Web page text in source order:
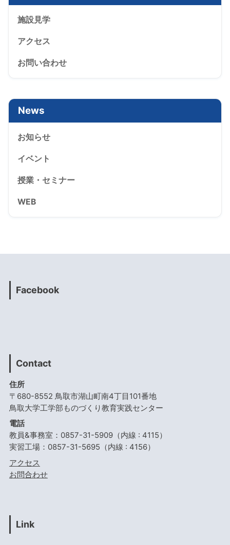
施設見学
アクセス
お問い合わせ
News
お知らせ
イベント
授業・セミナー
WEB
Facebook
Contact
住所
〒680-8552 鳥取市湖山町南4丁目101番地
鳥取大学工学部ものづくり教育実践センター
電話
教員&事務室：0857-31-5909（内線 : 4115）
実習工場：0857-31-5695（内線 : 4156）
アクセス
お問合わせ
Link